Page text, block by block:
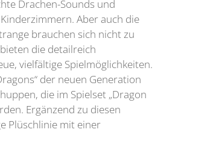
Drachen-Sounds und
Aber auch die
brauchen sich nicht zu
die detailreich
vielfältige Spielmöglichkeiten.
der neuen Generation
die im Spielset „Dragon
Ergänzend zu diesen
Plüschlinie mit einer